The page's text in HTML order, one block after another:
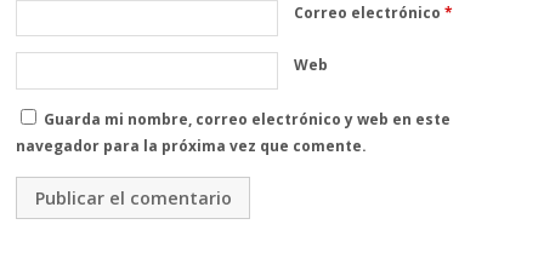
Correo electrónico*
Web
Guarda mi nombre, correo electrónico y web en este
navegador para la próxima vez que comente.